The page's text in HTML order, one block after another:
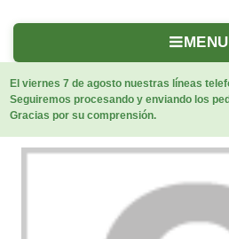
MENU
El viernes 7 de agosto nuestras líneas
Seguiremos procesando y enviando los
Gracias por su comprensión.